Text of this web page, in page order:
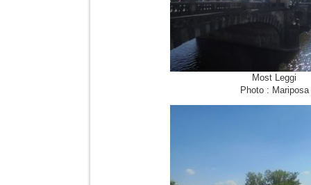
Most Leggi
Photo : Mariposa